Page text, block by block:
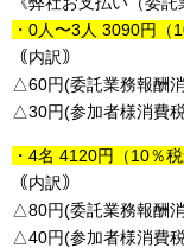
・0人〜3人 3090円（
｟内訳｠
△60円(委託業務報酬
△30円(参加者様消費
・4名 4120円（10％税
｟内訳｠
△80円(委託業務報酬
△40円(参加者様消費